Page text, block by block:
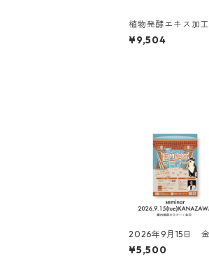
植物発酵エキス加工
品 ONEMONTH
¥9,504
2026年9月15日 金
セミナー申し込み
¥5,500